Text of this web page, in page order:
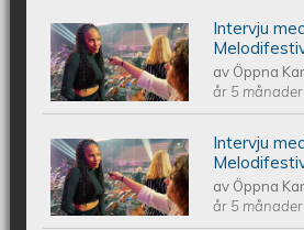
Intervju med CAZZI
Melodifestivalen
Intervju
av Öppna
år 5 månader
Intervju med
Melodifestivalen
Intervju
av Öppna
år 5 månader